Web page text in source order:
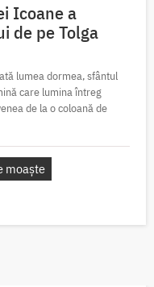
Icoane a
de pe Tolga
lumea dormea, sfântul
care lumina întreg
de la o coloană de
moaște